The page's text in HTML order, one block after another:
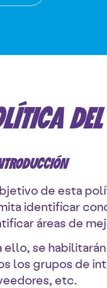
de esta
identificar
áreas de
ello, se
los grupos de
etc.